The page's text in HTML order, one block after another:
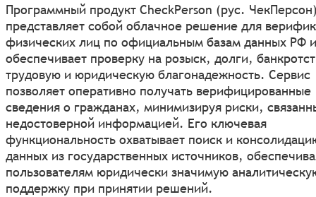
Программный продукт CheckPerson (рус.
представляет собой облачное решение для
физических лиц по официальным базам данных РФ и
обеспечивает проверку на розыск, долги,
трудовую и юридическую благонадежность. Сервис
позволяет оперативно получать верифицированные
сведения о гражданах, минимизируя риски,
недостоверной информацией. Его ключевая
функциональность охватывает поиск и
данных из государственных источников,
пользователям юридически значимую
поддержку при принятии решений.